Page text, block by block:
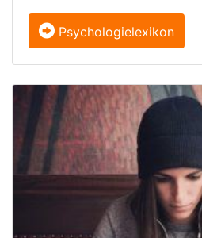
Psychologielexikon